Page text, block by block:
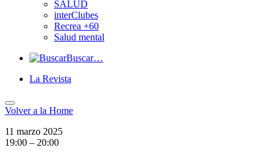
SALUD
interClubes
Recrea +60
Salud mental
Buscar…
La Revista
Volver a la Home
11 marzo 2025
19:00 – 20:00